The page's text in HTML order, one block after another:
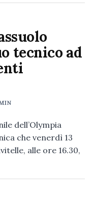
tecnico ad
dell’Olympia
che venerdì 13
alle ore 16.30,